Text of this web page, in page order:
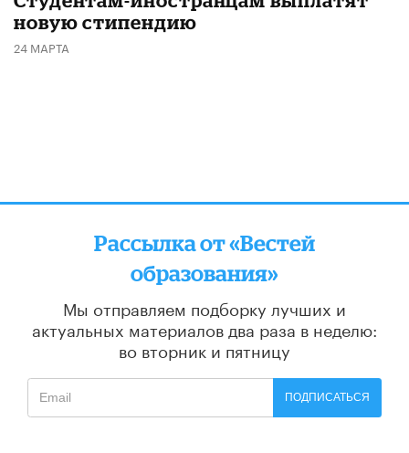
новую стипендию
24 МАРТА
Рассылка от «Вестей
образования»
Мы отправляем подборку лучших и
актуальных материалов два раза в неделю:
во вторник и пятницу
ПОДПИСАТЬСЯ